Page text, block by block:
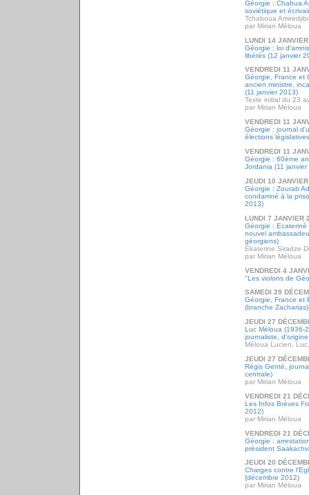
Géorgie : Chabua
soviétique et
Tchaboua Amiredjibi
par Mirian Méloua
LUNDI 14
Géorgie : loi
libérés (12 janvier
VENDREDI 11
Géorgie, France et
ancien ministre,
(11 janvier 2013)
Texte initial du 23
par Mirian Méloua
VENDREDI 11
Géorgie : journal
élections
VENDREDI 11
Géorgie : 60ème
Jordania (11 janvier
JEUDI 10
Géorgie : Zourab
condamné à la
2013)
LUNDI 7 JANVIER
Géorgie : Ecateriné
nouvel
géorgiens)
Ekaterine Siradze
par Mirian Méloua
VENDREDI 4
"Les violons de
SAMEDI 29
Géorgie, France et
(branche Zacharias)
JEUDI 27
Luc Méloua (1936-
journaliste,
Méloua Lucien,
JEUDI 27
Régis Genté,
centrale)
par Mirian Méloua
VENDREDI 21
Les Infos Brèves
2012)
par Mirian Méloua
VENDREDI 21
Géorgie :
président
JEUDI 20
Charges contre
(décembre 2012)
par Mirian Méloua